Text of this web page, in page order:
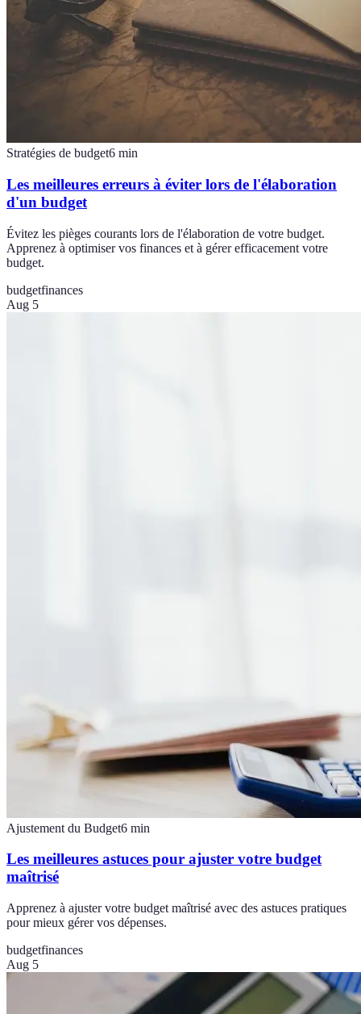
Stratégies de budget6 min
Les meilleures erreurs à éviter lors de l'élaboration
d'un budget
Évitez les pièges courants lors de l'élaboration de votre budget.
Apprenez à optimiser vos finances et à gérer efficacement votre
budget.
budgetfinances
Aug 5
Ajustement du Budget6 min
Les meilleures astuces pour ajuster votre budget
maîtrisé
Apprenez à ajuster votre budget maîtrisé avec des astuces pratiques
pour mieux gérer vos dépenses.
budgetfinances
Aug 5